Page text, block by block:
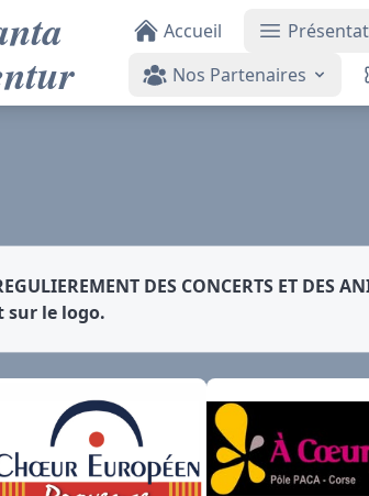
Accueil
Nos Partenaires
DES CONCERTS ET DES
sur le logo.